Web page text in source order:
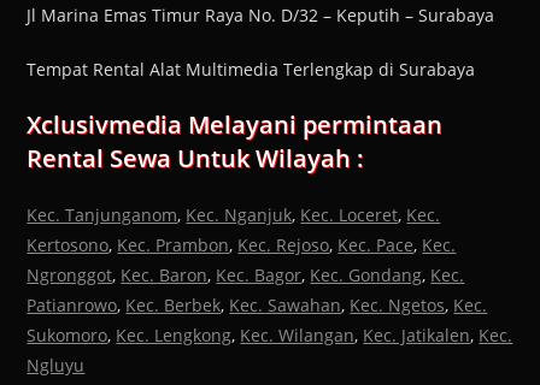
Jl Marina Emas Timur Raya No. D/32 – Keputih – Surabaya
Tempat Rental Alat Multimedia Terlengkap di Surabaya
Xclusivmedia Melayani permintaan
Rental Sewa Untuk Wilayah :
Kec. Tanjunganom, Kec. Nganjuk, Kec. Loceret, Kec.
Kertosono, Kec. Prambon, Kec. Rejoso, Kec. Pace, Kec.
Ngronggot, Kec. Baron, Kec. Bagor, Kec. Gondang, Kec.
Patianrowo, Kec. Berbek, Kec. Sawahan, Kec. Ngetos, Kec.
Sukomoro, Kec. Lengkong, Kec. Wilangan, Kec. Jatikalen, Kec.
Ngluyu